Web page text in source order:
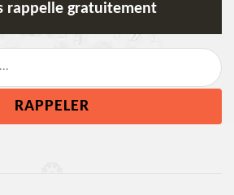
rappelle gratuitement